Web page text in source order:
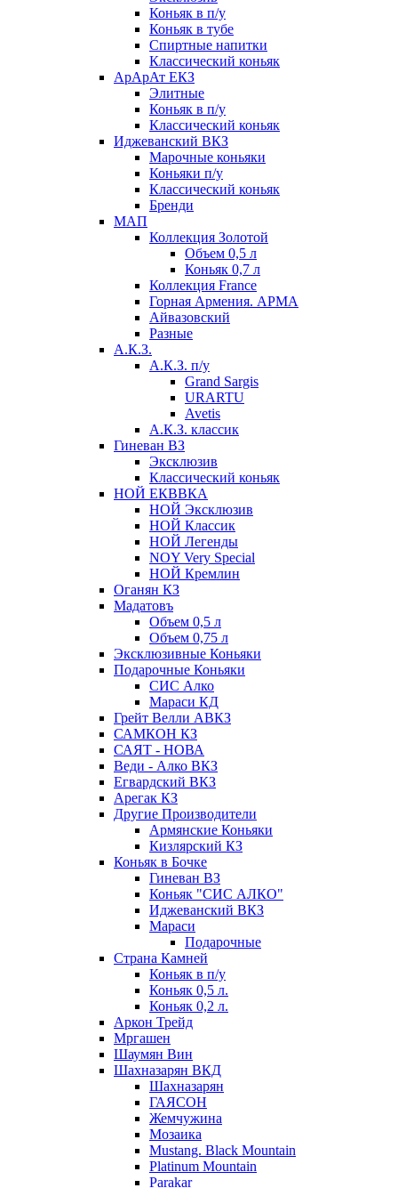
Коньяк в п/у
Коньяк в тубе
Спиртные напитки
Классический коньяк
АрАрАт ЕКЗ
Элитные
Коньяк в п/у
Классический коньяк
Иджеванский ВКЗ
Марочные коньяки
Коньяки п/у
Классический коньяк
Бренди
МАП
Коллекция Золотой
Объем 0,5 л
Коньяк 0,7 л
Коллекция France
Горная Армения. АРМА
Айвазовский
Разные
А.К.З.
А.К.З. п/у
Grand Sargis
URARTU
Avetis
А.К.З. классик
Гиневан ВЗ
Эксклюзив
Классический коньяк
НОЙ ЕКВВКА
НОЙ Эксклюзив
НОЙ Классик
НОЙ Легенды
NOY Very Speсial
НОЙ Кремлин
Оганян КЗ
Мадатовъ
Объем 0,5 л
Объем 0,75 л
Эксклюзивные Коньяки
Подарочные Коньяки
СИС Алко
Мараси КД
Грейт Велли АВКЗ
САМКОН КЗ
САЯТ - НОВА
Веди - Алко ВКЗ
Егвардский ВКЗ
Арегак КЗ
Другие Производители
Армянские Коньяки
Кизлярский КЗ
Коньяк в Бочке
Гиневан ВЗ
Коньяк "СИС АЛКО"
Иджеванский ВКЗ
Мараси
Подарочные
Страна Камней
Коньяк в п/у
Коньяк 0,5 л.
Коньяк 0,2 л.
Аркон Трейд
Мргашен
Шаумян Вин
Шахназарян ВКД
Шахназарян
ГАЯСОН
Жемчужина
Мозаика
Mustang. Black Mountain
Platinum Mountain
Parakar